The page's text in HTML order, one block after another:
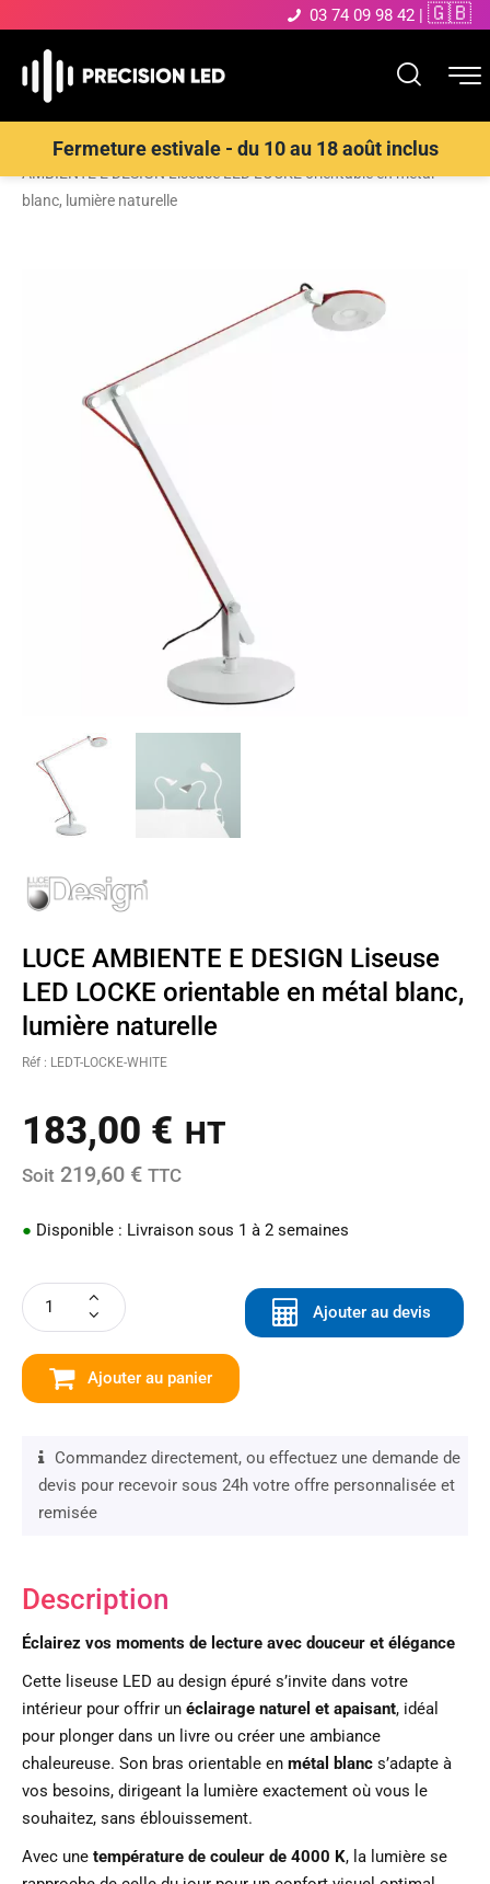
03 74 09 98 42 | 🇬🇧
Fermeture estivale - du 10 au 18 août inclus
Accueil>Boutique>Éclairage décoratif >Lampes de table>LUCE
AMBIENTE E DESIGN Liseuse LED LOCKE orientable en métal
blanc, lumière naturelle
LUCE AMBIENTE E DESIGN Liseuse
LED LOCKE orientable en métal blanc,
lumière naturelle
Réf : LEDT-LOCKE-WHITE
183,00 € HT
Soit 219,60 € TTC
● Disponible : Livraison sous 1 à 2 semaines
Ajouter au panier
Ajouter au devis
Commandez directement, ou effectuez une demande de
devis pour recevoir sous 24h votre offre personnalisée et
remisée
Description
Éclairez vos moments de lecture avec douceur et élégance
Cette liseuse LED au design épuré s’invite dans votre
intérieur pour offrir un éclairage naturel et apaisant, idéal
pour plonger dans un livre ou créer une ambiance
chaleureuse. Son bras orientable en métal blanc s’adapte à
vos besoins, dirigeant la lumière exactement où vous le
souhaitez, sans éblouissement.
Avec une température de couleur de 4000 K, la lumière se